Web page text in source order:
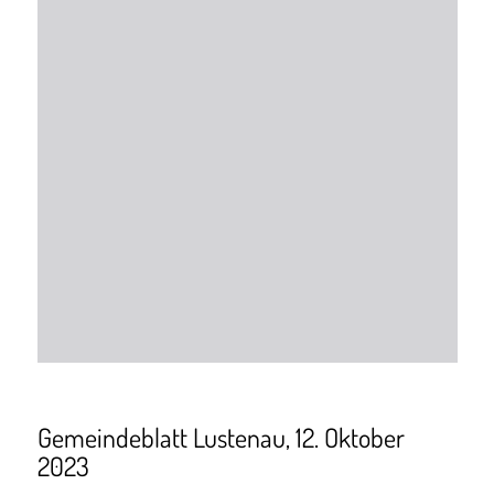
Gemeindeblatt Lustenau, 12. Oktober
2023